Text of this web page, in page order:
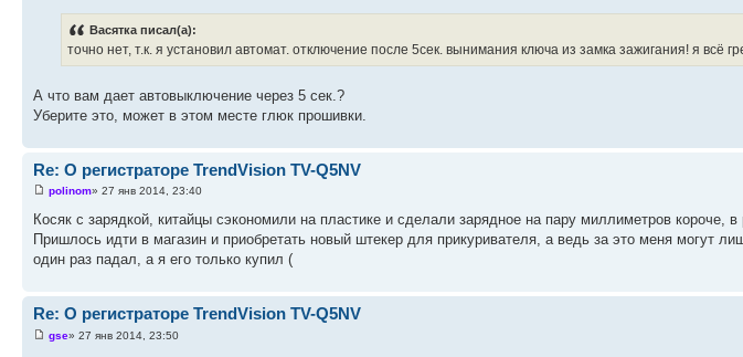
Васятка писал(а):
точно нет, т.к. я установил автомат. отключение после 5сек. вынимания ключа из замка зажигания! я всё
А что вам дает автовыключение через 5 сек.?
Уберите это, может в этом месте глюк прошивки.
Re: О регистраторе TrendVision TV-Q5NV
polinom» 27 янв 2014, 23:40
Косяк с зарядкой, китайцы сэкономили на пластике и сделали зарядное на пару миллиметров короче,
Пришлось идти в магазин и приобретать новый штекер для прикуривателя, а ведь за это меня могут
один раз падал, а я его только купил (
Re: О регистраторе TrendVision TV-Q5NV
gse» 27 янв 2014, 23:50